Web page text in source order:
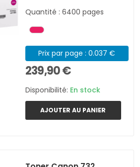
Quantité : 6400 pages
Prix par page : 0.037 €
239,90 €
Disponibilité: En stock
AJOUTER AU PANIER